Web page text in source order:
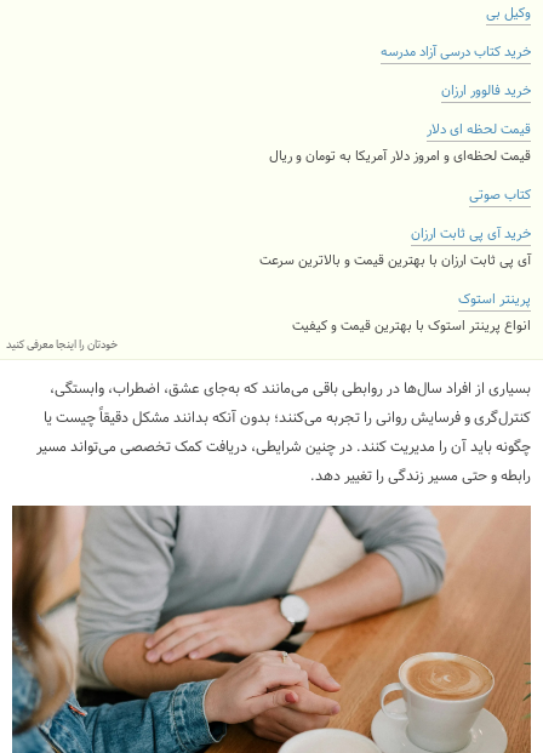
وکیل بی
خرید کتاب درسی آزاد مدرسه
خرید فالوور ارزان
قیمت لحظه ای دلار
قیمت لحظه‌ای و امروز دلار آمریکا به تومان و ریال
کتاب صوتی
خرید آی پی ثابت ارزان
آی پی ثابت ارزان با بهترین قیمت و بالاترین سرعت
پرینتر استوک
انواع پرینتر استوک با بهترین قیمت و کیفیت
خودتان را اینجا معرفی کنید
بسیاری از افراد سال‌ها در روابطی باقی می‌مانند که به‌جای عشق، اضطراب، وابستگی،
کنترل‌گری و فرسایش روانی را تجربه می‌کنند؛ بدون آنکه بدانند مشکل دقیقاً چیست یا
چگونه باید آن را مدیریت کنند. در چنین شرایطی، دریافت کمک تخصصی می‌تواند مسیر
رابطه و حتی مسیر زندگی را تغییر دهد.